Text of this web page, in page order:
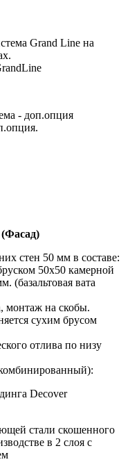
Grand Line на
- доп.опция
стен 50 мм в составе:
50х50 камерной
(базальтовая вата
монтаж на скобы.
сухим брусом
отлива по низу
Decover
стали скошенного
в 2 слоя с